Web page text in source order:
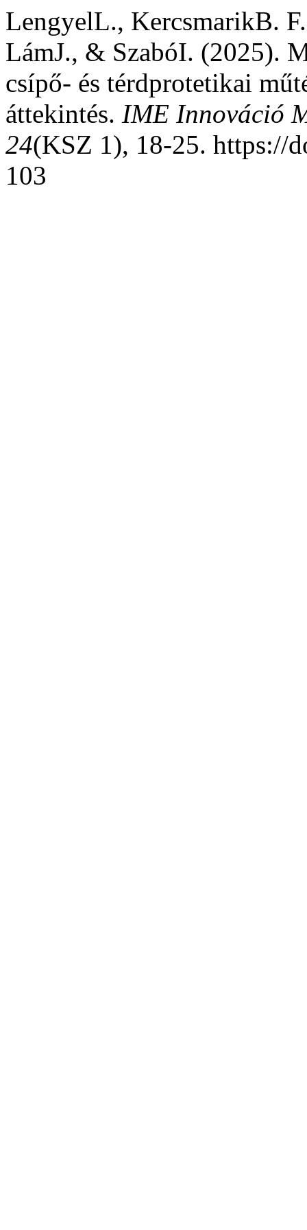
LengyelL., KercsmarikB.
LámJ., & SzabóI. (2025).
csípő- és térdprotetikai
áttekintés. IME Innováció
24(KSZ 1), 18-25. https://
103